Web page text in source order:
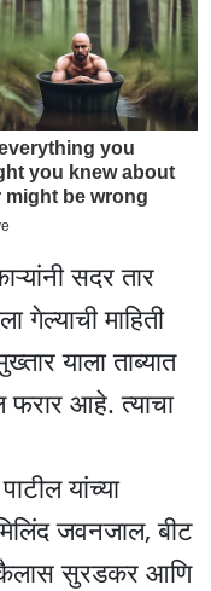
सदर तार
गेल्याची माहिती
याला ताब्यात
आहे. त्याचा
यांच्या
जवनजाल, बीट
सुरडकर आणि